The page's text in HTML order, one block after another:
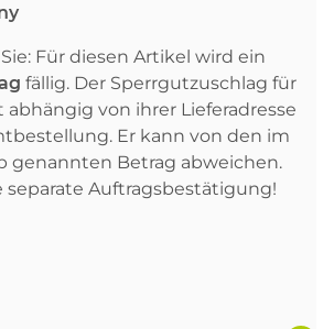
Für diesen Artikel wird ein
fällig. Der Sperrgutzuschlag für
abhängig von ihrer Lieferadresse
Er kann von den im
genannten Betrag abweichen.
separate Auftragsbestätigung!